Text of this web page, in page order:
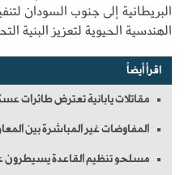
البريطانية إلى جنوب السودان
الهندسية الحيوية لتعزيز البنية
اقرأ أيضاً
مقاتلات يابانية تعترض طائرات
المفاوضات غير المباشرة بين
مسلحو تنظيم القاعدة يسيطرون